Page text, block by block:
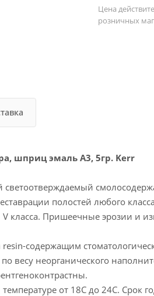
Цена
розничных
шприц эмаль A3, 5гр. Kerr
светоотверждаемый
полостей любого
V класса. Пришеечные эрозии и
содержащим
весу неорганического
от 18С до 24С. Срок